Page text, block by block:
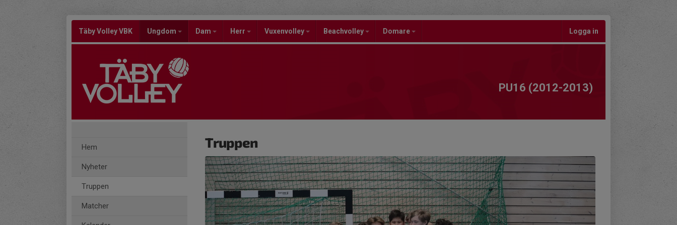
Täby Volley VBK Ungdom Dam Herr Vuxenvolley Beachvolley Domare Logga in
PU16 (2012-2013)
Hem
Nyheter
Truppen
Matcher
Truppen